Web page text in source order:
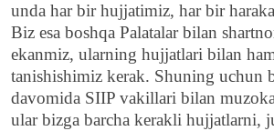
unda har bir hujjatimiz, har bir
Biz esa boshqa Palatalar bilan
ekanmiz, ularning hujjatlari bilan
tanishishimiz kerak. Shuning uchun
davomida SIIP vakillari bilan
ular bizga barcha kerakli hujjatlarni,